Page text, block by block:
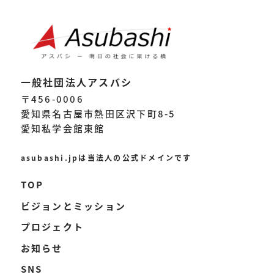
一般社団法人アスバシ
〒456-0006
愛知県名古屋市熱田区沢下町8-5
愛知私学会館東館
asubashi.jpは当法人の公式ドメインです
TOP
ビジョンとミッション
プロジェクト
お知らせ
SNS